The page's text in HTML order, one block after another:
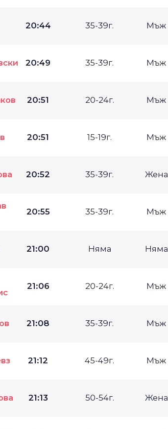
20:44 35-39г. Мъж
20:49 35-39г. Мъж
20:51 20-24г. Мъж
20:51 15-19г. Мъж
20:52 35-39г. Жена
20:55 35-39г. Мъж
21:00 Няма Няма
21:06 20-24г. Мъж
21:08 35-39г. Мъж
21:12 45-49г. Мъж
21:13 50-54г. Жена